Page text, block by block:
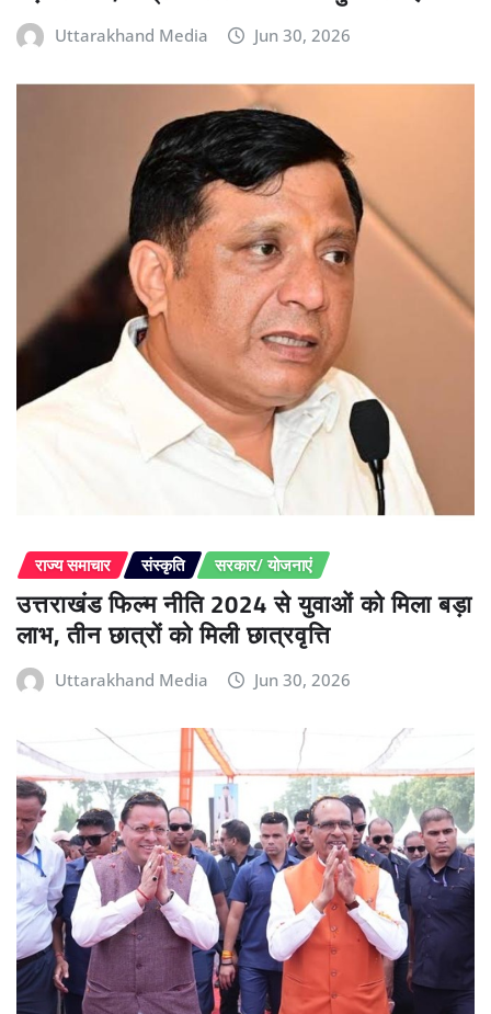
Uttarakhand Media Jun 30, 2026
राज्य समाचार संस्कृति सरकार/ योजनाएं
उत्तराखंड फिल्म नीति 2024 से युवाओं को मिला बड़ा
लाभ, तीन छात्रों को मिली छात्रवृत्ति
Uttarakhand Media Jun 30, 2026